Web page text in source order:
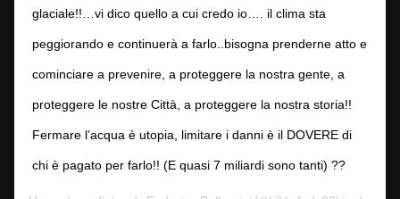
glaciale!!…vi dico quello a cui credo io…. il clima sta
peggiorando e continuerà a farlo..bisogna prenderne atto e
cominciare a prevenire, a proteggere la nostra gente, a
proteggere le nostre Città, a proteggere la nostra storia!!
Fermare l’acqua è utopia, limitare i danni è il DOVERE di
chi è pagato per farlo!! (E quasi 7 miliardi sono tanti) ??